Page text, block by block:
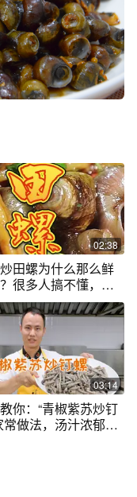
02:38
田螺为什么那么鲜
很多人搞不懂，看
做的#跟我学做菜 #
国潮味儿 #美食趣胃
03:14
你：“青椒紫苏炒钉
常做法，汤汁浓郁，